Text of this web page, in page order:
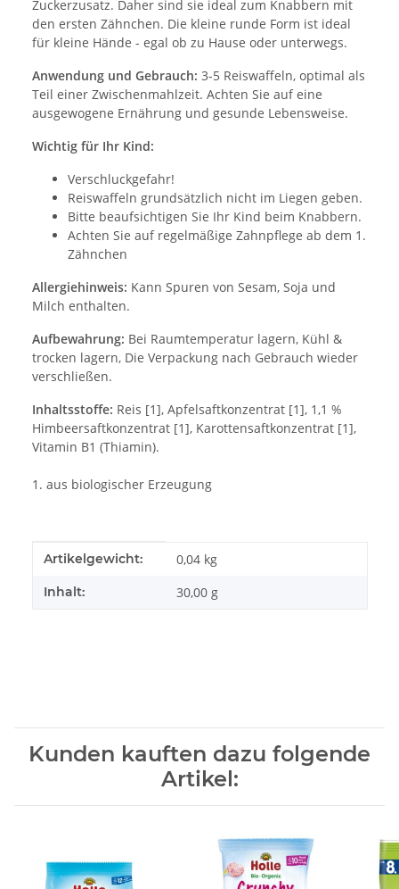
Zuckerzusatz. Daher sind sie ideal zum Knabbern mit
den ersten Zähnchen. Die kleine runde Form ist ideal
für kleine Hände - egal ob zu Hause oder unterwegs.
Anwendung und Gebrauch: 3-5 Reiswaffeln, optimal als
Teil einer Zwischenmahlzeit. Achten Sie auf eine
ausgewogene Ernährung und gesunde Lebensweise.
Wichtig für Ihr Kind:
Verschluckgefahr!
Reiswaffeln grundsätzlich nicht im Liegen geben.
Bitte beaufsichtigen Sie Ihr Kind beim Knabbern.
Achten Sie auf regelmäßige Zahnpflege ab dem 1.
Zähnchen
Allergiehinweis: Kann Spuren von Sesam, Soja und
Milch enthalten.
Aufbewahrung: Bei Raumtemperatur lagern, Kühl &
trocken lagern, Die Verpackung nach Gebrauch wieder
verschließen.
Inhaltsstoffe: Reis [1], Apfelsaftkonzentrat [1], 1,1 %
Himbeersaftkonzentrat [1], Karottensaftkonzentrat [1],
Vitamin B1 (Thiamin).
1. aus biologischer Erzeugung
Produkteigenschaft
Wert
Artikelgewicht: 0,04 kg
Inhalt: 30,00 g
Kunden kauften dazu folgende
Artikel: